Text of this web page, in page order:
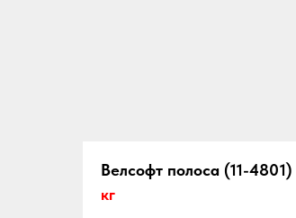
Велсофт полоса (11-4801)
кг